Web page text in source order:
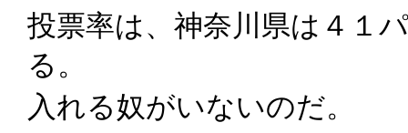
投票率は、神奈川県は４１
る。
入れる奴がいないのだ。